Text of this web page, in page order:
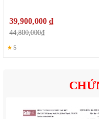
39,900,000 ₫
44,800,000₫
★ 5